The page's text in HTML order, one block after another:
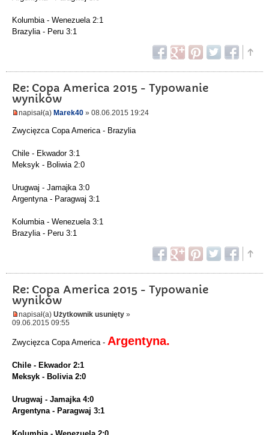
Kolumbia - Wenezuela 2:1
Brazylia - Peru 3:1
Re: Copa America 2015 - Typowanie
wyników
napisał(a) Marek40 » 08.06.2015 19:24
Zwycięzca Copa America - Brazylia
Chile - Ekwador 3:1
Meksyk - Boliwia 2:0
Urugwaj - Jamajka 3:0
Argentyna - Paragwaj 3:1
Kolumbia - Wenezuela 3:1
Brazylia - Peru 3:1
Re: Copa America 2015 - Typowanie
wyników
napisał(a) Użytkownik usunięty »
09.06.2015 09:55
Zwycięzca Copa America - Argentyna.
Chile - Ekwador 2:1
Meksyk - Bolivia 2:0
Urugwaj - Jamajka 4:0
Argentyna - Paragwaj 3:1